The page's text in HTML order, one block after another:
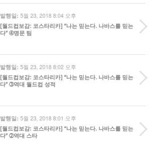
발행일: 5월 23, 2018 8:04 오후
[월드컵보감: 코스타리카] “나는 믿는다. 나바스를 믿는
다” ➃명문 팀
발행일: 5월 23, 2018 8:02 오후
[월드컵보감: 코스타리카] “나는 믿는다. 나바스를 믿는
다” ➂역대 월드컵 성적
발행일: 5월 23, 2018 8:01 오후
[월드컵보감: 코스타리카] “나는 믿는다. 나바스를 믿는
다” ➁역대 스타